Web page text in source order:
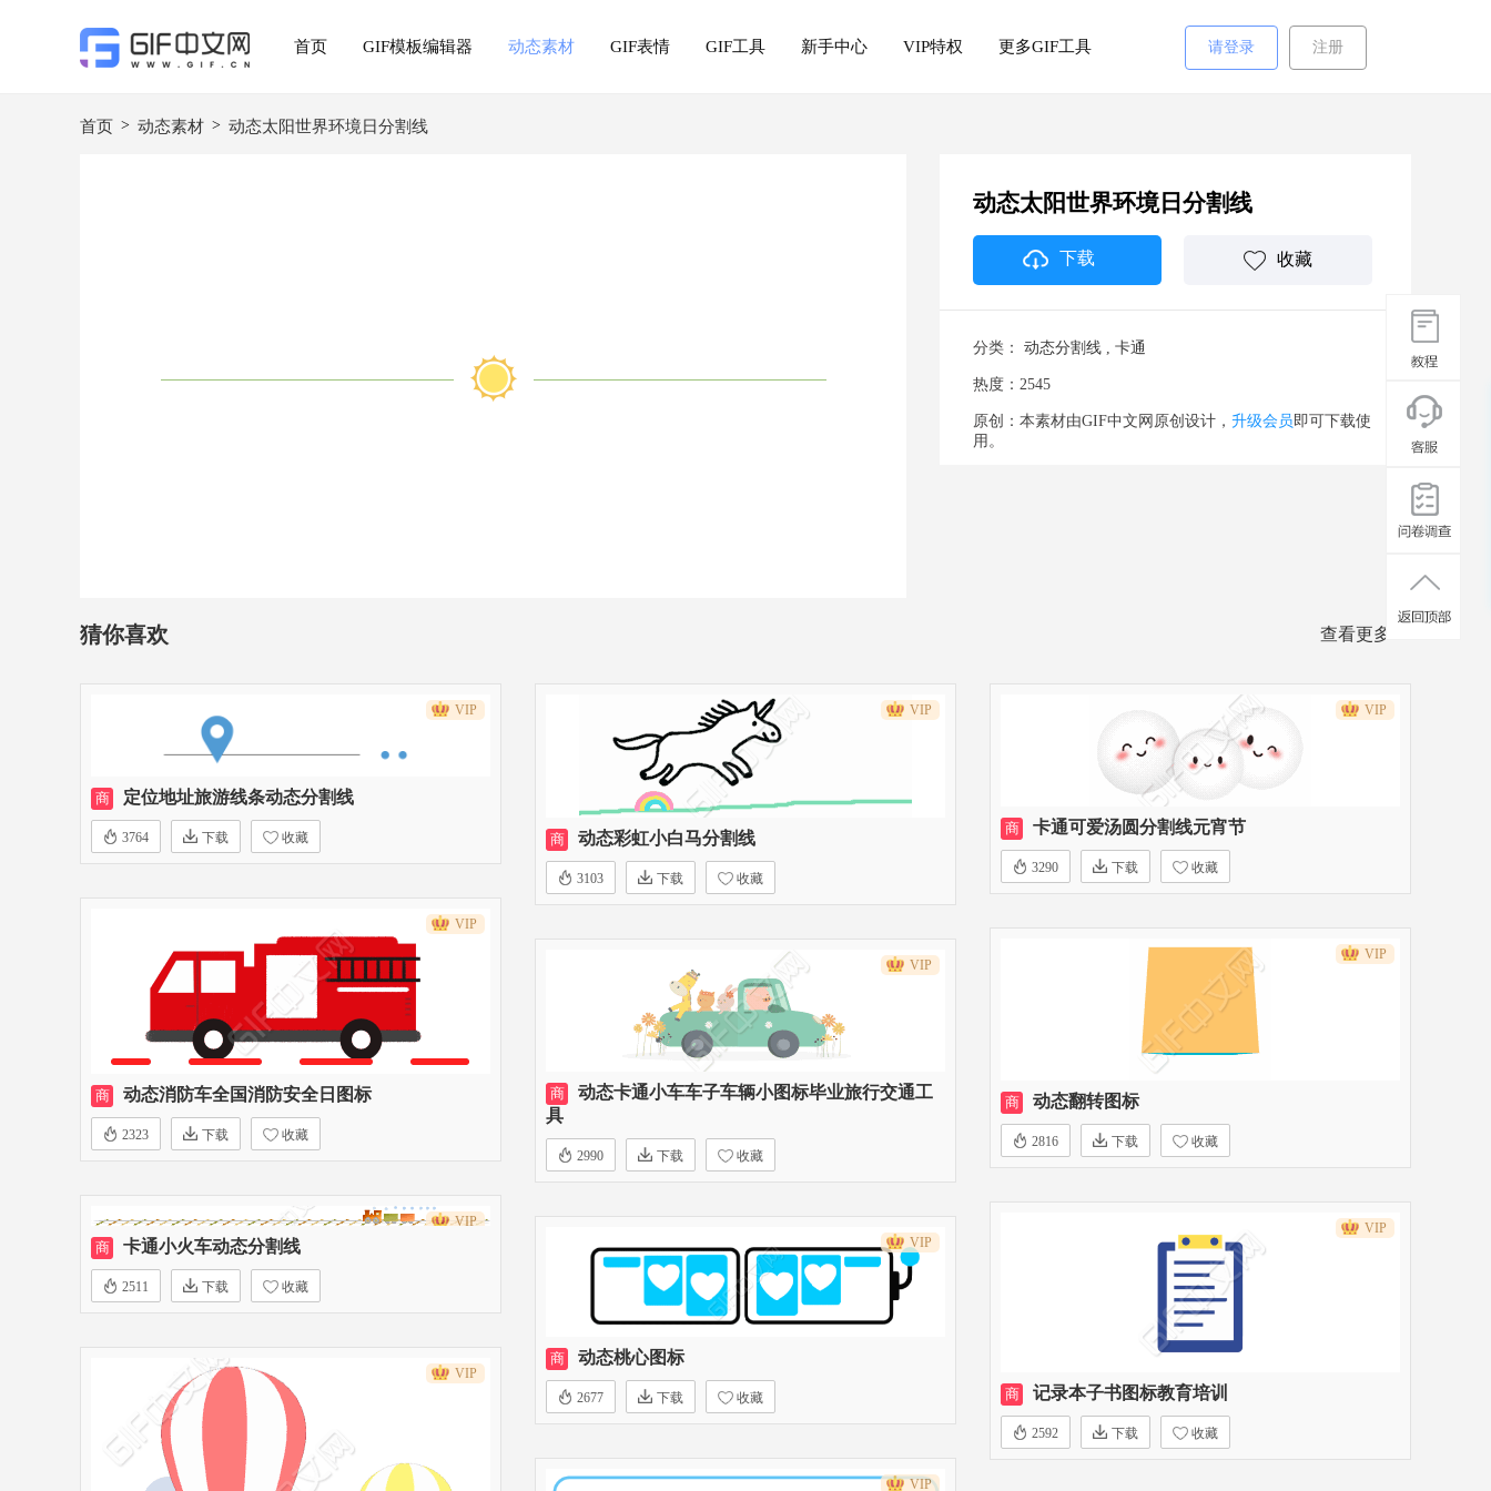
首页 GIF模板编辑器 动态素材 GIF表情 GIF工具 新手中心 VIP特权 更多GIF工具 请登录 注册
首页 > 动态素材 > 动态太阳世界环境日分割线
动态太阳世界环境日分割线
下载 收藏
分类： 动态分割线 , 卡通
热度：2545
原创：本素材由GIF中文网原创设计， 升级会员即可下载使
用。
猜你喜欢 查看更多>>
VIP
商 定位地址旅游线条动态分割线
3764 下载 收藏
VIP
商 动态彩虹小白马分割线
3103 下载 收藏
VIP
商 卡通可爱汤圆分割线元宵节
3290 下载 收藏
VIP
商 动态消防车全国消防安全日图标
2323 下载 收藏
VIP
商 动态翻转图标
2816 下载 收藏
VIP
商
动态卡通小车车子车辆小图标毕业旅行交通工
具
2990 下载 收藏
VIP
商 卡通小火车动态分割线
2511 下载 收藏
VIP
商 记录本子书图标教育培训
2592 下载 收藏
VIP
商 动态桃心图标
2677 下载 收藏
VIP
VIP